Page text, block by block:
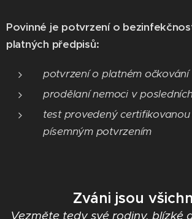
Povinné je potvrzení o
platných předpisů:
potvrzení o platném očkování
prodělaní nemoci v
test provedený
písemným potvrzením
Zváni jsou
Vezměte tedy své rodiny, blízké